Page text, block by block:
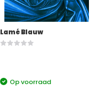
Lamé Blauw
Op voorraad